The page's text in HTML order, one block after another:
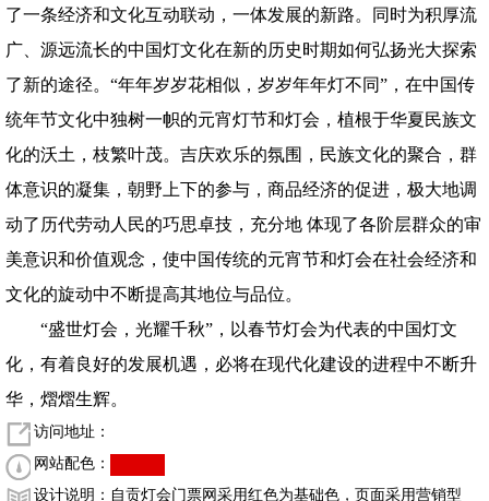
了一条经济和文化互动联动，一体发展的新路。同时为积厚流
广、源远流长的中国灯文化在新的历史时期如何弘扬光大探索
了新的途径。“年年岁岁花相似，岁岁年年灯不同”，在中国传
统年节文化中独树一帜的元宵灯节和灯会，植根于华夏民族文
化的沃土，枝繁叶茂。吉庆欢乐的氛围，民族文化的聚合，群
体意识的凝集，朝野上下的参与，商品经济的促进，极大地调
动了历代劳动人民的巧思卓技，充分地 体现了各阶层群众的审
美意识和价值观念，使中国传统的元宵节和灯会在社会经济和
文化的旋动中不断提高其地位与品位。
“盛世灯会，光耀千秋”，以春节灯会为代表的中国灯文
化，有着良好的发展机遇，必将在现代化建设的进程中不断升
华，熠熠生辉。
访问地址：
网站配色：
设计说明： 自贡灯会门票网采用红色为基础色，页面采用营销型